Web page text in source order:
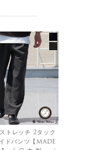
トレッチ 2タック
ドパンツ【MADE